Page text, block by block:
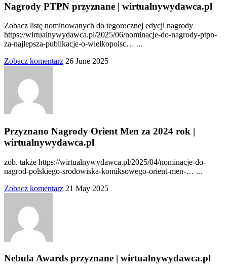
Nagrody PTPN przyznane | wirtualnywydawca.pl
Zobacz listę nominowanych do tegorocznej edycji nagrody
https://wirtualnywydawca.pl/2025/06/nominacje-do-nagrody-ptpn-
za-najlepsza-publikacje-o-wielkopolsc… ...
Zobacz komentarz 26 June 2025
Przyznano Nagrody Orient Men za 2024 rok |
wirtualnywydawca.pl
zob. także https://wirtualnywydawca.pl/2025/04/nominacje-do-
nagrod-polskiego-srodowiska-komiksowego-orient-men-… ...
Zobacz komentarz 21 May 2025
Nebula Awards przyznane | wirtualnywydawca.pl